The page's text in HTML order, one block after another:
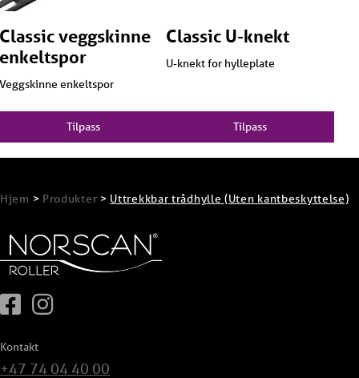
Classic veggskinne
enkeltspor
Veggskinne enkeltspor
Tilpass
Classic U-knekt
U-knekt for hylleplate
Tilpass
Hjem > Produkter > Uttrekkbar trådhylle (Uten kantbeskyttelse)
Kontakt
+47 74 04 40 00